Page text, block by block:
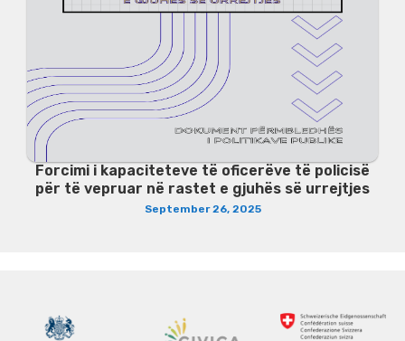
Forcimi i kapaciteteve të oficerëve të policisë
për të vepruar në rastet e gjuhës së urrejtjes
September 26, 2025